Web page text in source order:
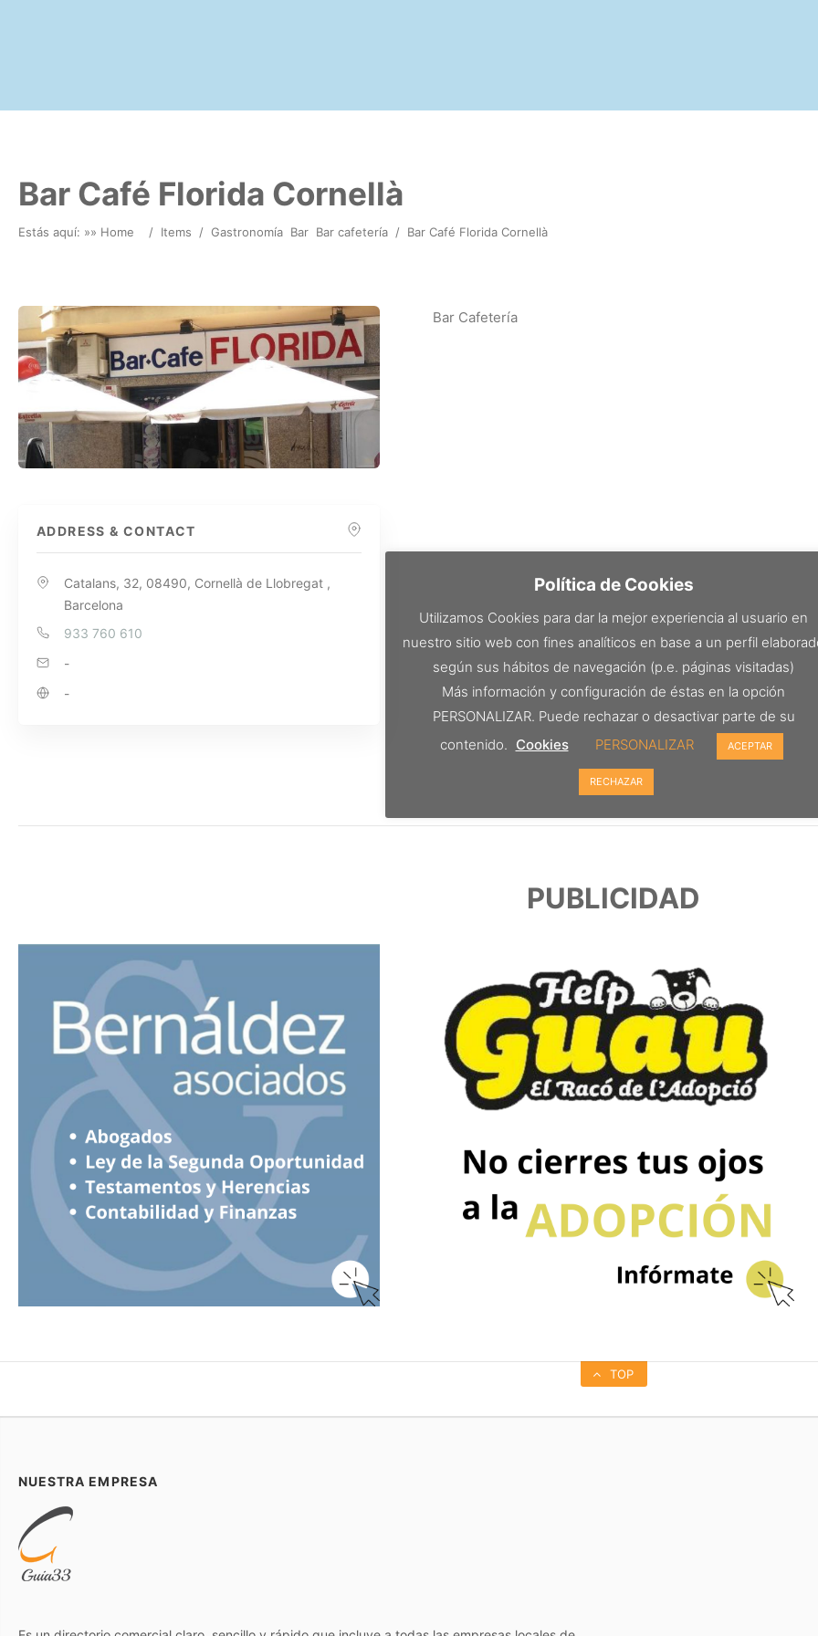
Bar Café Florida Cornellà
Estás aquí: »» Home / Items / Gastronomía Bar Bar cafetería / Bar Café Florida Cornellà
ADDRESS & CONTACT
Catalans, 32, 08490, Cornellà de Llobregat ,
Barcelona
933 760 610
-
-
Bar Cafetería
PUBLICIDAD
TOP
NUESTRA EMPRESA
Política de Cookies
Utilizamos Cookies para dar la mejor experiencia al usuario en
nuestro sitio web con fines analíticos en base a un perfil
según sus hábitos de navegación (p.e. páginas visitadas)
Más información y configuración de éstas en la opción
PERSONALIZAR. Puede rechazar o desactivar parte de su
contenido. Cookies PERSONALIZAR ACEPTAR
RECHAZAR